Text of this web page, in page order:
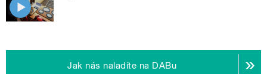
Jak nás naladíte na DABu